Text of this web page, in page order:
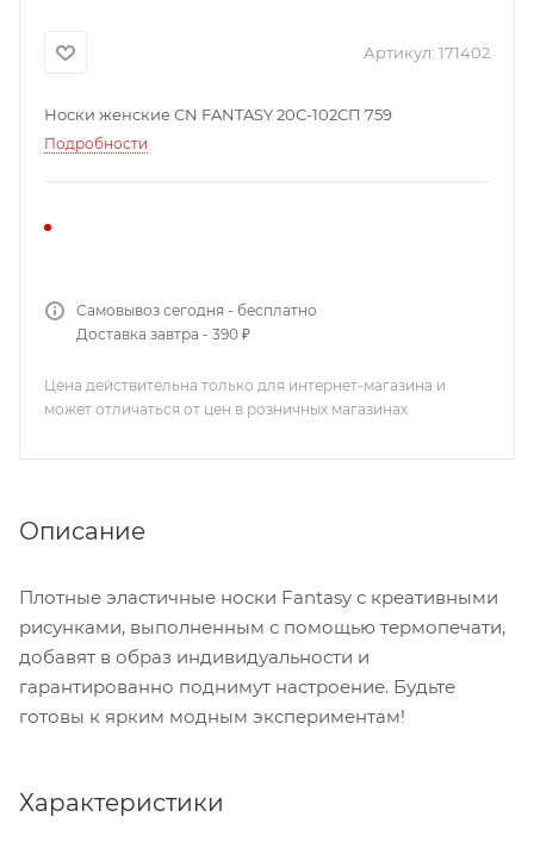
Артикул: 171402
Носки женские CN FANTASY 20С-102СП 759
Подробности
Самовывоз сегодня - бесплатно
Доставка завтра - 390 ₽
Цена действительна только для интернет-магазина и
может отличаться от цен в розничных магазинах
Описание
Плотные эластичные носки Fantasy с креативными
рисунками, выполненным с помощью термопечати,
добавят в образ индивидуальности и
гарантированно поднимут настроение. Будьте
готовы к ярким модным экспериментам!
Характеристики